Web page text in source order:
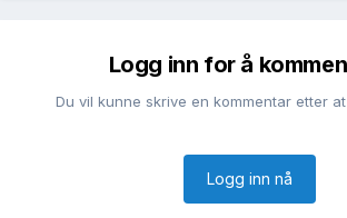
Logg inn for å
Du vil kunne skrive en kommentar etter
Logg inn nå